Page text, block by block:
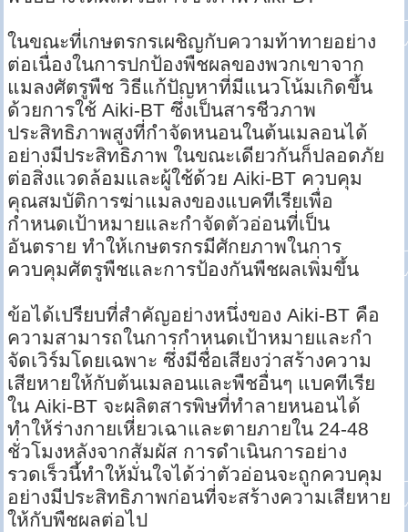
ในขณะที่เกษตรกรเผชิญกับความท้าทายอย่าง
ต่อเนื่องในการปกป้องพืชผลของพวกเขาจาก
แมลงศัตรูพืช วิธีแก้ปัญหาที่มีแนวโน้มเกิดขึ้น
ด้วยการใช้ Aiki-BT ซึ่งเป็นสารชีวภาพ
ประสิทธิภาพสูงที่กำจัดหนอนในต้นเมลอนได้
อย่างมีประสิทธิภาพ ในขณะเดียวกันก็ปลอดภัย
ต่อสิ่งแวดล้อมและผู้ใช้ด้วย Aiki-BT ควบคุม
คุณสมบัติการฆ่าแมลงของแบคทีเรียเพื่อ
กำหนดเป้าหมายและกำจัดตัวอ่อนที่เป็น
อันตราย ทำให้เกษตรกรมีศักยภาพในการ
ควบคุมศัตรูพืชและการป้องกันพืชผลเพิ่มขึ้น
ข้อได้เปรียบที่สำคัญอย่างหนึ่งของ Aiki-BT คือ
ความสามารถในการกำหนดเป้าหมายและกำ
จัดเวิร์มโดยเฉพาะ ซึ่งมีชื่อเสียงว่าสร้างความ
เสียหายให้กับต้นเมลอนและพืชอื่นๆ แบคทีเรีย
ใน Aiki-BT จะผลิตสารพิษที่ทำลายหนอนได้
ทำให้ร่างกายเหี่ยวเฉาและตายภายใน 24-48
ชั่วโมงหลังจากสัมผัส การดำเนินการอย่าง
รวดเร็วนี้ทำให้มั่นใจได้ว่าตัวอ่อนจะถูกควบคุม
อย่างมีประสิทธิภาพก่อนที่จะสร้างความเสียหาย
ให้กับพืชผลต่อไป